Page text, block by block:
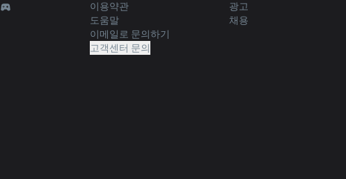
제이스
피들스틱 49.36
이용약관
도움말
이메일로 문의하기
고객센터 문의
광고
채용